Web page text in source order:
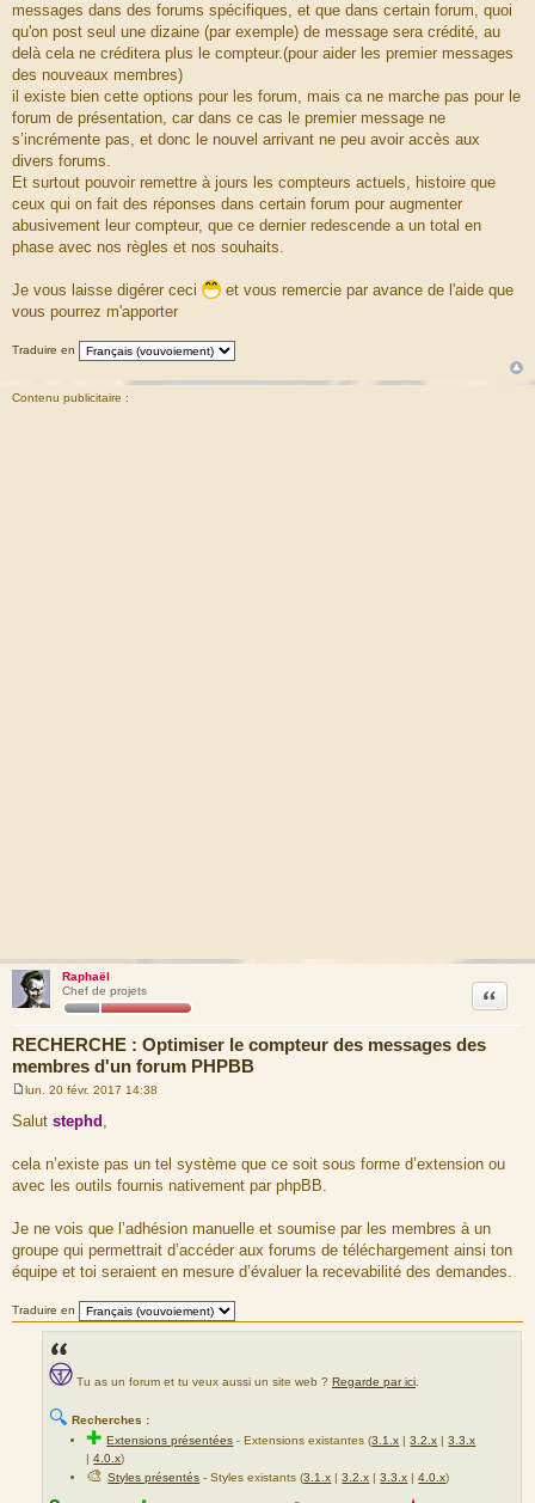
messages dans des forums spécifiques, et que dans certain forum, quoi
qu'on post seul une dizaine (par exemple) de message sera crédité, au
delà cela ne créditera plus le compteur.(pour aider les premier messages
des nouveaux membres)
il existe bien cette options pour les forum, mais ca ne marche pas pour le
forum de présentation, car dans ce cas le premier message ne
s’incrémente pas, et donc le nouvel arrivant ne peu avoir accès aux
divers forums.
Et surtout pouvoir remettre à jours les compteurs actuels, histoire que
ceux qui on fait des réponses dans certain forum pour augmenter
abusivement leur compteur, que ce dernier redescende a un total en
phase avec nos règles et nos souhaits.
Je vous laisse digérer ceci
et vous remercie par avance de l'aide que
vous pourrez m'apporter
Traduire en
Contenu publicitaire :
Raphaël
Chef de projets
RECHERCHE : Optimiser le compteur des messages des
membres d'un forum PHPBB
Citation
e
s
a
g
e
lun. 20 févr. 2017 14:38
Salut stephd
cela n’existe pas un tel système que ce soit sous forme d’extension ou
avec les outils fournis nativement par phpBB.
Je ne vois que l’adhésion manuelle et soumise par les membres à un
groupe qui permettrait d’accéder aux forums de téléchargement ainsi ton
équipe et toi seraient en mesure d’évaluer la recevabilité des demandes.
Traduire en
Tu as un forum et tu veux aussi un site web ? Regarde par ici
🔍 Recherches :
✚Extensions présentées -Extensions existantes (3.1.x |3.2.x |3.3.x
|4.0.x)
🎨Styles présentés - Styles existants (3.1.x |3.2.x |3.3.x |4.0.x)